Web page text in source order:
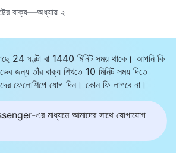
বাক্য—অধ্যায় ২
24 ঘণ্টা বা 1440 মিনিট সময় থাকে। আপনি কি
জন্য তাঁর বাক্য শিখতে 10 মিনিট সময় দিতে
ফেলোশিপে যোগ দিন। কোন ফি লাগবে না।
এর মাধ্যমে আমাদের সাথে যোগাযোগ